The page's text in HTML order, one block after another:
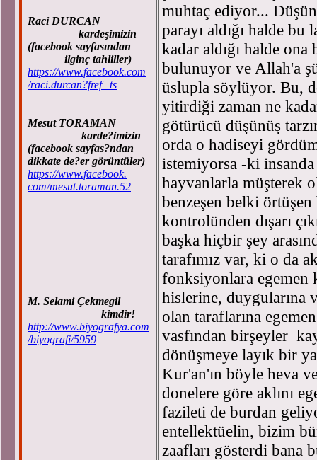
Raci DURCAN
kardeşimizin
(facebook sayfasından
ilginç tahliller)
https://www.facebook.com
/raci.durcan?fref=ts
Mesut TORAMAN
karde?imizin
(facebook sayfas?ndan
dikkate de?er görüntüler)
https://www.facebook.
com/mesut.toraman.52
M. Selami Çekmegil
kimdir!
http://www.biyografya.com
/biyografi/5959
muhtaç ediyor...
parayı aldığı halde bu
kadar aldığı halde
bulunuyor ve Allah'a
üslupla söylüyor. Bu,
yitirdiği zaman ne
götürücü düşünüş
orda o hadiseyi
istemiyorsa -ki
hayvanlarla müşterek
benzeşen belki örtüşen
kontrolünden dışarı
başka hiçbir şey
tarafımız var, ki o da
fonksiyonlara egemen
hislerine, duygularına
olan taraflarına
vasfından birşeyler
dönüşmeye layık bir
Kur'an'ın böyle heva
donelere göre aklını
fazileti de burdan
entellektüelin, bizim
zaafları gösterdi bana